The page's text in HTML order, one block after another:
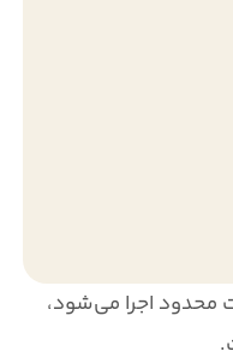
اجرا می‌شود،